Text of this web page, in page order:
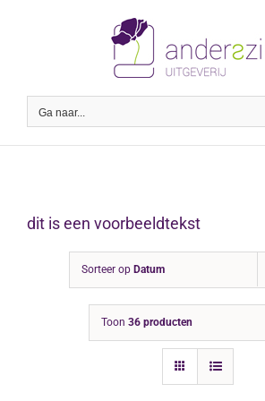
Ga naar...
dit is een voorbeeldtekst
Sorteer op Datum
Toon 36 producten